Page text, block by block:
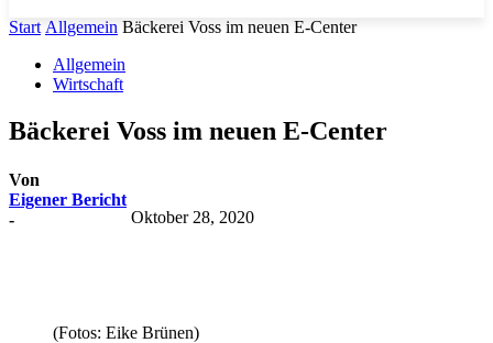
Start Allgemein Bäckerei Voss im neuen E-Center
Allgemein
Wirtschaft
Bäckerei Voss im neuen E-Center
Von
Eigener Bericht
-
Oktober 28, 2020
(Fotos: Eike Brünen)